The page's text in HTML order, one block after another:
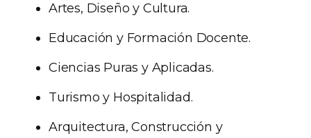
Artes, Diseño y Cultura.
Educación y Formación Docente.
Ciencias Puras y Aplicadas.
Turismo y Hospitalidad.
Arquitectura, Construcción y